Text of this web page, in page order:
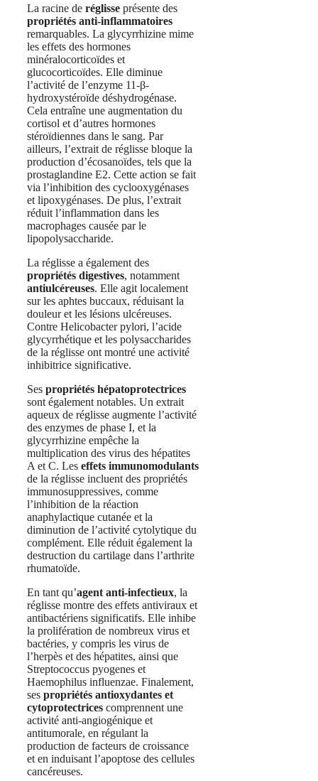
La racine de réglisse présente des
propriétés anti-inflammatoires
remarquables. La glycyrrhizine mime
les effets des hormones
minéralocorticoïdes et
glucocorticoïdes. Elle diminue
l’activité de l’enzyme 11-β-
hydroxystéroïde déshydrogénase.
Cela entraîne une augmentation du
cortisol et d’autres hormones
stéroïdiennes dans le sang. Par
ailleurs, l’extrait de réglisse bloque la
production d’écosanoïdes, tels que la
prostaglandine E2. Cette action se fait
via l’inhibition des cyclooxygénases
et lipoxygénases. De plus, l’extrait
réduit l’inflammation dans les
macrophages causée par le
lipopolysaccharide.
La réglisse a également des
propriétés digestives, notamment
antiulcéreuses. Elle agit localement
sur les aphtes buccaux, réduisant la
douleur et les lésions ulcéreuses.
Contre Helicobacter pylori, l’acide
glycyrrhétique et les polysaccharides
de la réglisse ont montré une activité
inhibitrice significative.
Ses propriétés hépatoprotectrices
sont également notables. Un extrait
aqueux de réglisse augmente l’activité
des enzymes de phase I, et la
glycyrrhizine empêche la
multiplication des virus des hépatites
A et C. Les effets immunomodulants
de la réglisse incluent des propriétés
immunosuppressives, comme
l’inhibition de la réaction
anaphylactique cutanée et la
diminution de l’activité cytolytique du
complément. Elle réduit également la
destruction du cartilage dans l’arthrite
rhumatoïde.
En tant qu’agent anti-infectieux, la
réglisse montre des effets antiviraux et
antibactériens significatifs. Elle inhibe
la prolifération de nombreux virus et
bactéries, y compris les virus de
l’herpès et des hépatites, ainsi que
Streptococcus pyogenes et
Haemophilus influenzae. Finalement,
ses propriétés antioxydantes et
cytoprotectrices comprennent une
activité anti-angiogénique et
antitumorale, en régulant la
production de facteurs de croissance
et en induisant l’apoptose des cellules
cancéreuses.